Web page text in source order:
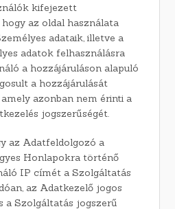
kifejezett
az oldal használata
adataik, illetve a
adatok felhasználásra
a hozzájáruláson alapuló
a hozzájárulását
azonban nem érinti a
jogszerűségét.
az Adatfeldolgozó a
Honlapokra történő
IP címét a Szolgáltatás
az Adatkezelő jogos
a Szolgáltatás jogszerű